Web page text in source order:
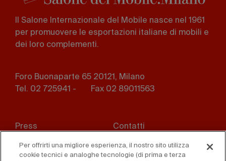
Il Salone Internazionale del Mobile nasce nel 1961
per promuovere le esportazioni italiane di mobili e
dei loro complementi.
Foro Buonaparte 65 20121, Milano
Tel. 02 725941 -
Fax 02 89011563
menu
Press Contatti
Whistleblowing Privacy
Per offrirti una migliore esperienza, il nostro sito utilizza
cookie tecnici e analoghe tecnologie (di prima e terza